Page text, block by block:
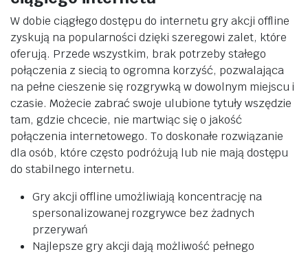
W dobie ciągłego dostępu do internetu gry akcji offline
zyskują na popularności dzięki szeregowi zalet, które
oferują. Przede wszystkim, brak potrzeby stałego
połączenia z siecią to ogromna korzyść, pozwalająca
na pełne cieszenie się rozgrywką w dowolnym miejscu i
czasie. Możecie zabrać swoje ulubione tytuły wszędzie
tam, gdzie chcecie, nie martwiąc się o jakość
połączenia internetowego. To doskonałe rozwiązanie
dla osób, które często podróżują lub nie mają dostępu
do stabilnego internetu.
Gry akcji offline umożliwiają koncentrację na
spersonalizowanej rozgrywce bez żadnych
przerywań
Najlepsze gry akcji dają możliwość pełnego